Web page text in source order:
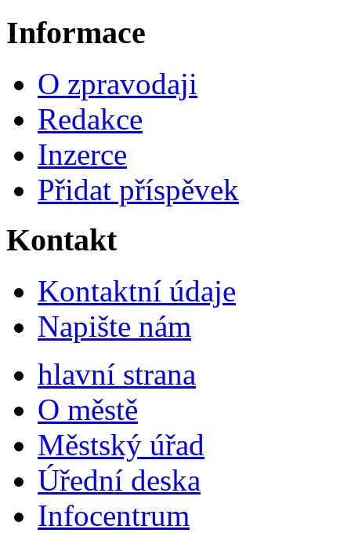
Informace
O zpravodaji
Redakce
Inzerce
Přidat příspěvek
Kontakt
Kontaktní údaje
Napište nám
hlavní strana
O městě
Městský úřad
Úřední deska
Infocentrum